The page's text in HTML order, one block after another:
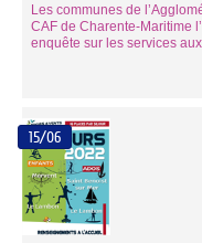
Les communes de
CAF de Charente-Maritime
enquête sur les services
15/06